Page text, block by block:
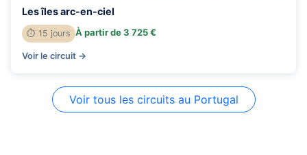
Les îles arc-en-ciel
⏱ 15 jours À partir de 3 725 €
Voir le circuit →
Voir tous les circuits au Portugal